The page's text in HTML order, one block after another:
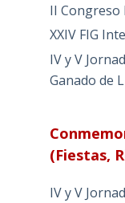
II Congreso
XXIV FIG
IV y V
Ganado de
(Fiestas,
IV y V